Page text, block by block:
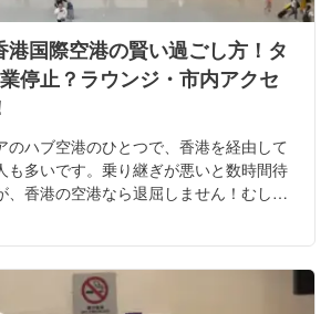
港国際空港の賢い過ごし方！タ
停止？ラウンジ・市内アクセ
のハブ空港のひとつで、香港を経由して
も多いです。乗り継ぎが悪いと数時間待
、香港の空港なら退屈しません！むしろ
う間に時間が経ってしまいます。ここ
力をご紹介します！